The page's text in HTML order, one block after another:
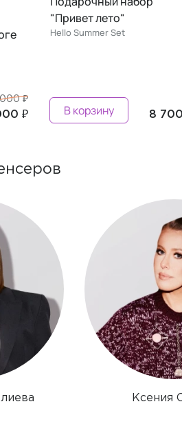
₽
₽
"Привет лето"
Hello Summer Set
8
В корзину
Ксения